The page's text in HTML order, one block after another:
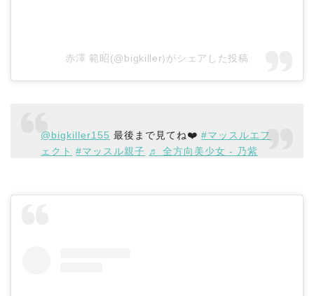
赤澤 範昭(@bigkiller)がシェアした投稿
@bigkiller155 最後まで見てね❤️#マッスルエフ
ェクト #マッスル親子 ♬ 全方向美少女 - 乃紫